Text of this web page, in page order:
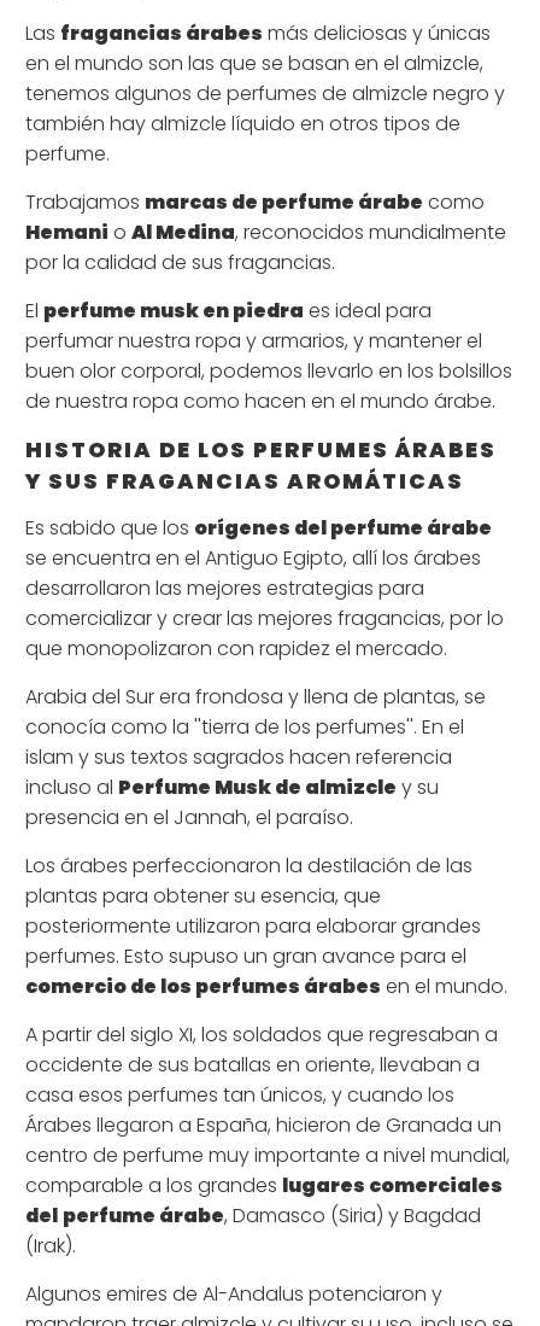
Las fragancias árabes más deliciosas y únicas
en el mundo son las que se basan en el almizcle,
tenemos algunos de perfumes de almizcle negro y
también hay almizcle líquido en otros tipos de
perfume.
Trabajamos marcas de perfume árabe como
Hemani oAl Medina, reconocidos mundialmente
por la calidad de sus fragancias.
El perfume musk en piedra es ideal para
perfumar nuestra ropa y armarios, y mantener el
buen olor corporal, podemos llevarlo en los bolsillos
de nuestra ropa como hacen en el mundo árabe.
HISTORIA DE LOS PERFUMES ÁRABES
Y SUS FRAGANCIAS AROMÁTICAS
Es sabido que los orígenes del perfume árabe
se encuentra en el Antiguo Egipto, allí los árabes
desarrollaron las mejores estrategias para
comercializar y crear las mejores fragancias, por lo
que monopolizaron con rapidez el mercado.
Arabia del Sur era frondosa y llena de plantas, se
conocía como la ''tierra de los perfumes''. En el
islam y sus textos sagrados hacen referencia
incluso al Perfume Musk de almizcle y su
presencia en el Jannah, el paraíso.
Los árabes perfeccionaron la destilación de las
plantas para obtener su esencia, que
posteriormente utilizaron para elaborar grandes
perfumes. Esto supuso un gran avance para el
comercio de los perfumes árabes en el mundo.
A partir del siglo XI, los soldados que regresaban a
occidente de sus batallas en oriente, llevaban a
casa esos perfumes tan únicos, y cuando los
Árabes llegaron a España, hicieron de Granada un
centro de perfume muy importante a nivel mundial,
comparable a los grandes lugares comerciales
del perfume árabe, Damasco (Siria) y Bagdad
(Irak).
Algunos emires de Al-Andalus potenciaron y